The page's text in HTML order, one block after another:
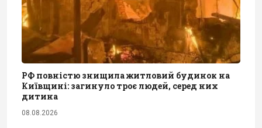
РФ повністю знищила житловий будинок на
Київщині: загинуло троє людей, серед них
дитина
08.08.2026